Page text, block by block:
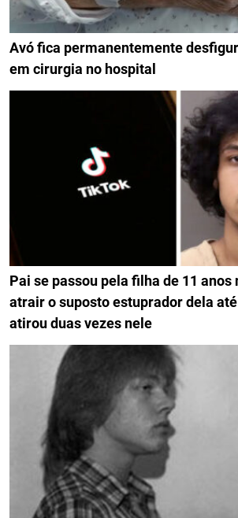
Avó fica permanentemente
em cirurgia no hospital
Pai se passou pela filha de 11
atrair o suposto estuprador dela
atirou duas vezes nele